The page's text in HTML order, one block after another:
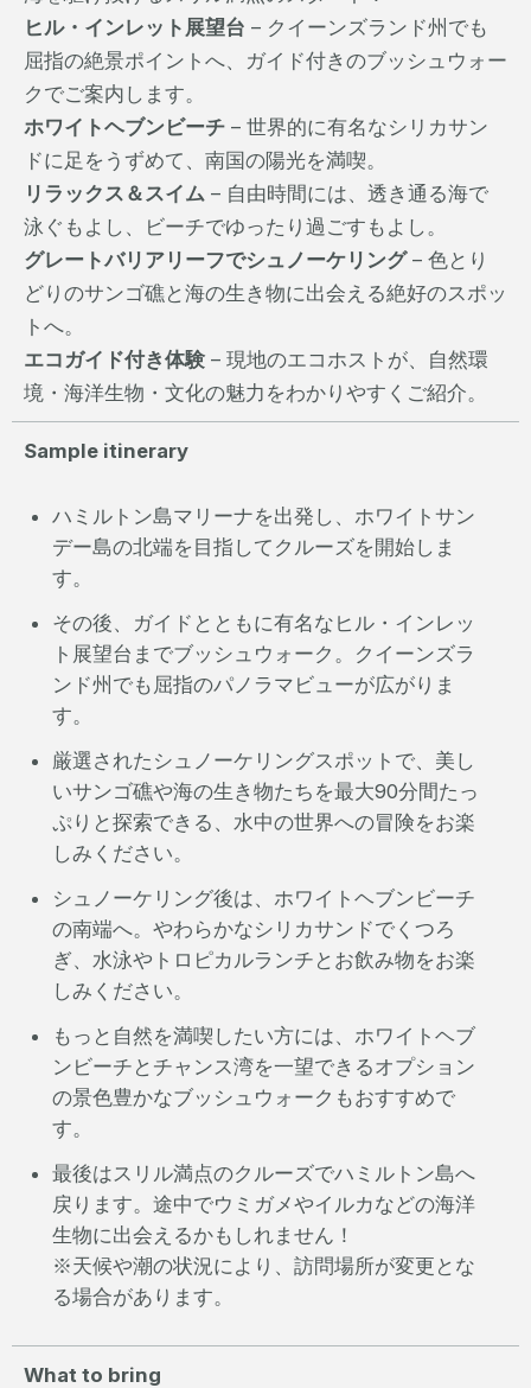
ヒル・インレット展望台 – クイーンズランド州でも
屈指の絶景ポイントへ、ガイド付きのブッシュウォー
クでご案内します。
ホワイトヘブンビーチ – 世界的に有名なシリカサン
ドに足をうずめて、南国の陽光を満喫。
リラックス＆スイム – 自由時間には、透き通る海で
泳ぐもよし、ビーチでゆったり過ごすもよし。
グレートバリアリーフでシュノーケリング– 色とり
どりのサンゴ礁と海の生き物に出会える絶好のスポッ
トへ。
エコガイド付き体験 – 現地のエコホストが、自然環
境・海洋生物・文化の魅力をわかりやすくご紹介。
Sample itinerary
ハミルトン島マリーナを出発し、ホワイトサン
デー島の北端を目指してクルーズを開始しま
す。
その後、ガイドとともに有名なヒル・インレッ
ト展望台までブッシュウォーク。クイーンズラ
ンド州でも屈指のパノラマビューが広がりま
す。
厳選されたシュノーケリングスポットで、美し
いサンゴ礁や海の生き物たちを最大90分間たっ
ぷりと探索できる、水中の世界への冒険をお楽
しみください。
シュノーケリング後は、ホワイトヘブンビーチ
の南端へ。やわらかなシリカサンドでくつろ
ぎ、水泳やトロピカルランチとお飲み物をお楽
しみください。
もっと自然を満喫したい方には、ホワイトヘブ
ンビーチとチャンス湾を一望できるオプション
の景色豊かなブッシュウォークもおすすめで
す。
最後はスリル満点のクルーズでハミルトン島へ
戻ります。途中でウミガメやイルカなどの海洋
生物に出会えるかもしれません！
※天候や潮の状況により、訪問場所が変更とな
る場合があります。
What to bring